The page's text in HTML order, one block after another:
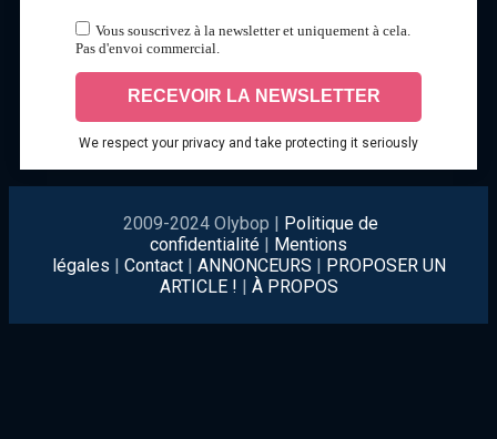
Vous souscrivez à la newsletter et uniquement à cela.
Pas d'envoi commercial.
We respect your privacy and take protecting it seriously
2009-2024 Olybop | Politique de
confidentialité | Mentions
légales | Contact| ANNONCEURS | PROPOSER UN
ARTICLE ! | À PROPOS